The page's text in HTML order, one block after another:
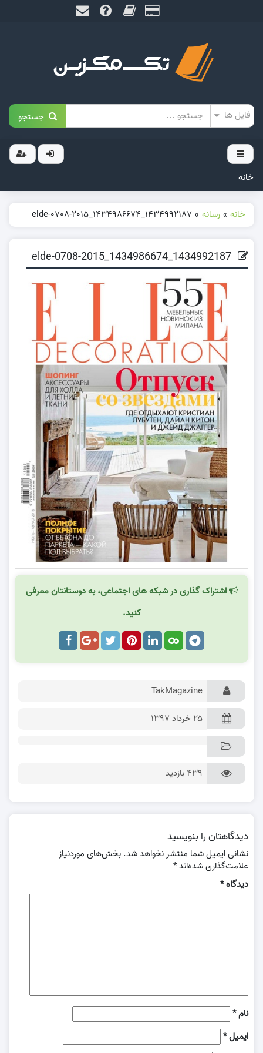
جستجو
خانه
خانه » رسانه »
1434992187_1434986674_elde-0708-2015
اشتراک گذاری در شبکه های اجتماعی، به دوستانتان معرفی
کنید.
TakMagazine
۲۵ خرداد ۱۳۹۷
439 بازدید
دیدگاهتان را بنویسید
نشانی ایمیل شما منتشر نخواهد شد. بخش‌های موردنیاز
علامت‌گذاری شده‌اند*
دیدگاه*
نام*
ایمیل*